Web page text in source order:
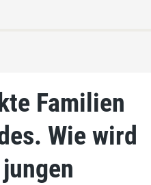
Familien
Wie wird